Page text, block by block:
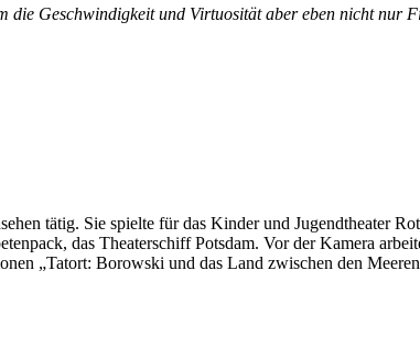
die Geschwindigkeit und Virtuosität aber eben nicht nur
tätig. Sie spielte für das Kinder und Jugendtheater
das Theaterschiff Potsdam. Vor der Kamera
„Tatort: Borowski und das Land zwischen den